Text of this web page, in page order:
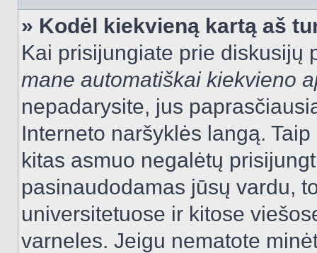
» Kodėl kiekvieną kartą aš
Kai prisijungiate prie diskusijų
mane automatiškai kiekvieno
nepadarysite, jus
Interneto naršyklės langą.
kitas asmuo negalėtų
pasinaudodamas jūsų vardu,
universitetuose ir kitose
varneles. Jeigu nematote